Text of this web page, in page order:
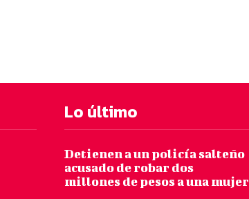
Lo último
Detienen a un policía salteño
acusado de robar dos
millones de pesos a una mujer